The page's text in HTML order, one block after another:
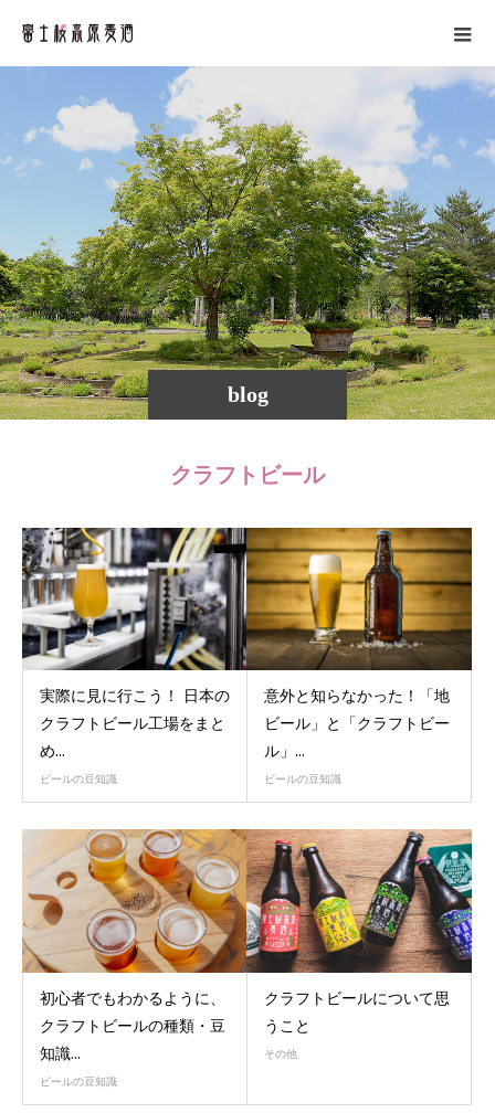
blog
クラフトビール
実際に見に行こう！ 日本の
クラフトビール工場をまと
め...
ビールの豆知識
意外と知らなかった！「地
ビール」と「クラフトビー
ル」...
ビールの豆知識
初心者でもわかるように、
クラフトビールの種類・豆
知識...
ビールの豆知識
クラフトビールについて思
うこと
その他